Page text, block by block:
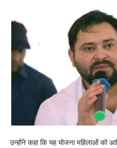
उन्होंने कहा कि यह योजना महिलाओं को